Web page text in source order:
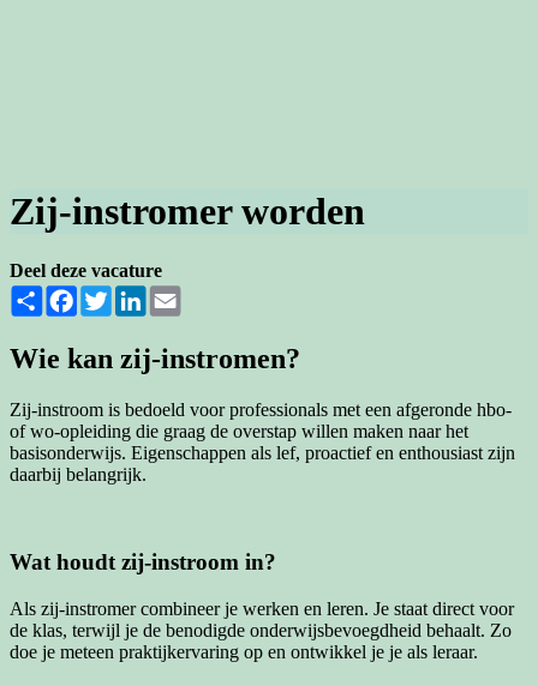
Zij-instromer worden
Deel deze vacature
Share FacebookTwitterLinkedInEmail
Wie kan zij-instromen?
Zij-instroom is bedoeld voor professionals met een afgeronde hbo-
of wo-opleiding die graag de overstap willen maken naar het
basisonderwijs. Eigenschappen als lef, proactief en enthousiast zijn
daarbij belangrijk.
Wat houdt zij-instroom in?
Als zij-instromer combineer je werken en leren. Je staat direct voor
de klas, terwijl je de benodigde onderwijsbevoegdheid behaalt. Zo
doe je meteen praktijkervaring op en ontwikkel je je als leraar.